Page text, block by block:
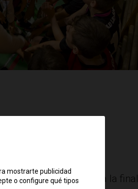
más anoten pasarán a la final
mostrarte publicidad
o configure qué tipos